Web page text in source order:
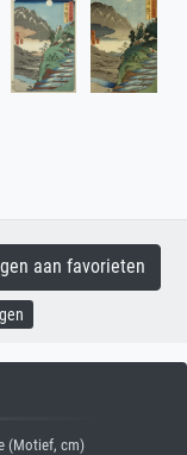
aan favorieten
(Motief, cm)